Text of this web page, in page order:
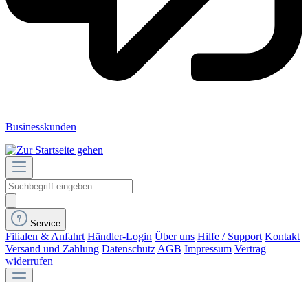
Businesskunden
Service
Filialen & Anfahrt Händler-Login Über uns Hilfe / Support Kontakt
Versand und Zahlung Datenschutz AGB Impressum Vertrag
widerrufen